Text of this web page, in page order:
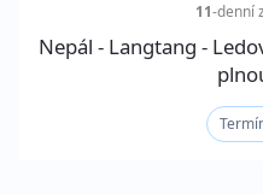
11-denní
Nepál - Langtang -